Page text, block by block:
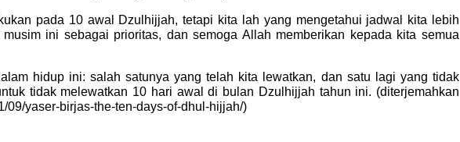
pada 10 awal Dzulhijjah, tetapi kita lah yang mengetahui jadwal kita lebih
ini sebagai prioritas, dan semoga Allah memberikan kepada kita semua
hidup ini: salah satunya yang telah kita lewatkan, dan satu lagi yang tidak
tidak melewatkan 10 hari awal di bulan Dzulhijjah tahun ini. (diterjemahkan
09/yaser-birjas-the-ten-days-of-dhul-hijjah/)